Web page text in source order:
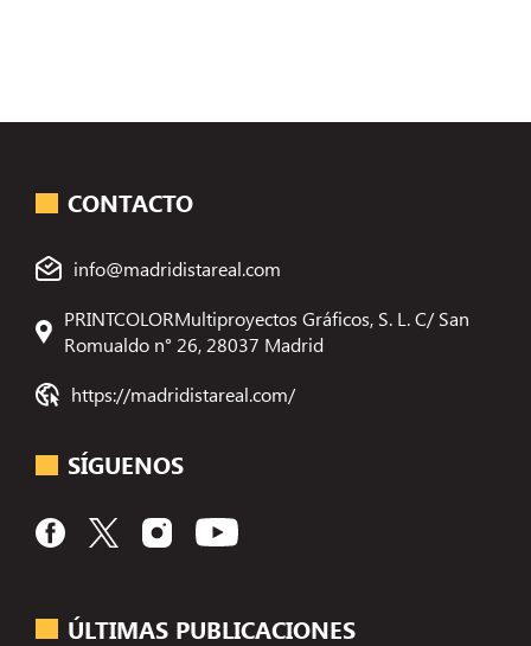
ÚLTIMAS PUBLICACIONES
CONTACTO
info@madridistareal.com
PRINTCOLORMultiproyectos Gráficos, S. L. C/ San
Romualdo n° 26, 28037 Madrid
https://madridistareal.com/
SÍGUENOS